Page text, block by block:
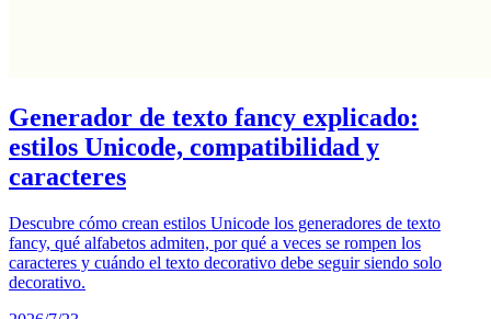
Generador de texto fancy explicado:
estilos Unicode, compatibilidad y
caracteres
Descubre cómo crean estilos Unicode los generadores de texto
fancy, qué alfabetos admiten, por qué a veces se rompen los
caracteres y cuándo el texto decorativo debe seguir siendo solo
decorativo.